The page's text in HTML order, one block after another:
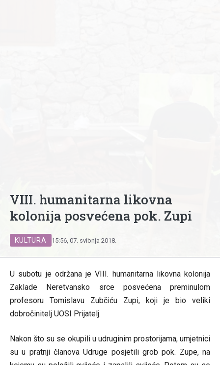
VIII. humanitarna likovna
kolonija posvećena pok. Zupi
KULTURA 15:56, 07. svibnja 2018.
U subotu je održana je VIII. humanitarna likovna kolonija
Zaklade Neretvansko srce posvećena preminulom
profesoru Tomislavu Zubčiću Zupi, koji je bio veliki
dobročinitelj UOSI Prijatelj.
Nakon što su se okupili u udruginim prostorijama, umjetnici
su u pratnji članova Udruge posjetili grob pok. Zupe, na